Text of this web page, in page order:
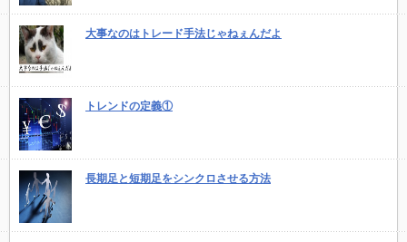
大事なのはトレード手法じゃねぇんだよ
トレンドの定義①
長期足と短期足をシンクロさせる方法